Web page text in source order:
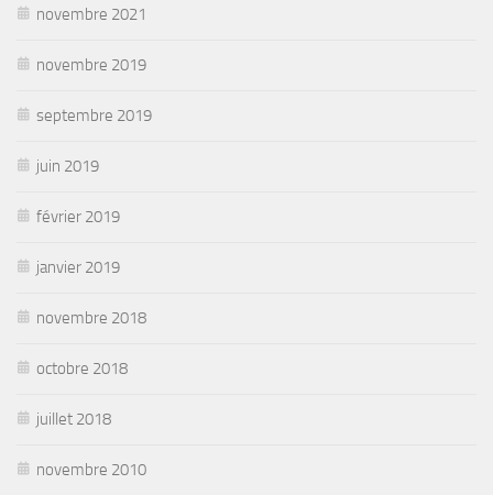
novembre 2021
novembre 2019
septembre 2019
juin 2019
février 2019
janvier 2019
novembre 2018
octobre 2018
juillet 2018
novembre 2010